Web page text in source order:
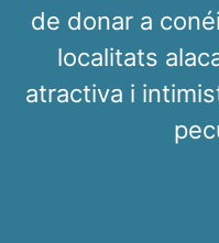
de donar a
localitats
atractiva i